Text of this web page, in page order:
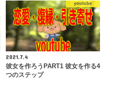
youtube
2021.7.4
彼女を作ろうPART1 彼女を作る4
つのステップ